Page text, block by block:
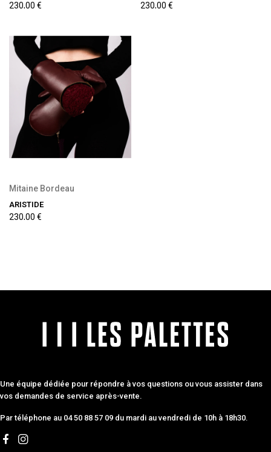
230,00 € 230,00 €
Mitaine Bordeau
ARISTIDE
230,00 €
Une équipe dédiée pour répondre à vos questions ou vous assister dans
vos demandes de service après-vente.
Par téléphone au 04 50 88 57 09 du mardi au vendredi de 10h à 18h30.